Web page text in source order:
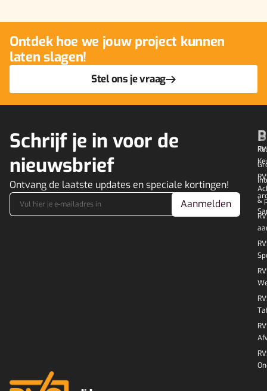
Ontdek hoe we jouw project kunnen
laten slagen!
Stel ons je vraag
Schrijf je in voor de
nieuwsbrief
Ontvang de laatste updates en speciale kortingen!
Aanmelden
&